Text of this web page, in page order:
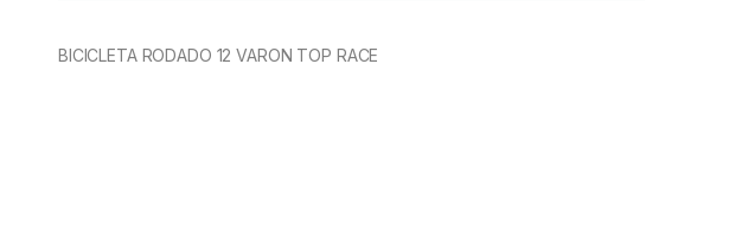
BICICLETA RODADO 12 VARON TOP RACE